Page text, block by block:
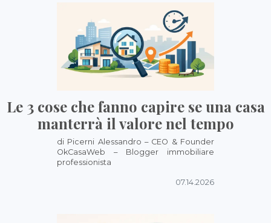
Le 3 cose che fanno capire se una casa
manterrà il valore nel tempo
di Picerni Alessandro – CEO & Founder
OkCasaWeb – Blogger immobiliare
professionista
07.14.2026